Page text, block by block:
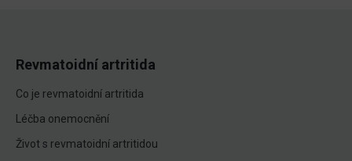
Revmatoidní artritida
Co je revmatoidní artritida
Léčba onemocnění
Život s revmatoidní artritidou